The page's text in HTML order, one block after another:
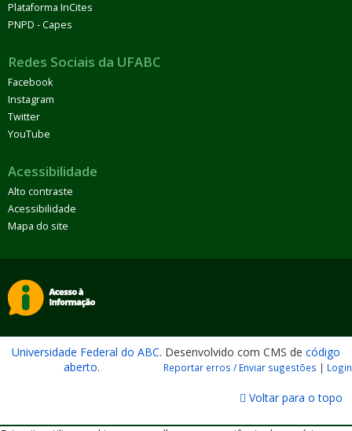
Plataforma InCites
PNPD - Capes
Redes Sociais da UFABC
Facebook
Instagram
Twitter
YouTube
Acessibilidade
Alto contraste
Acessibilidade
Mapa do site
Universidade Federal do ABC. Desenvolvido com CMS de código
aberto. Reportar erros / Enviar sugestões | Login
Voltar para o topo